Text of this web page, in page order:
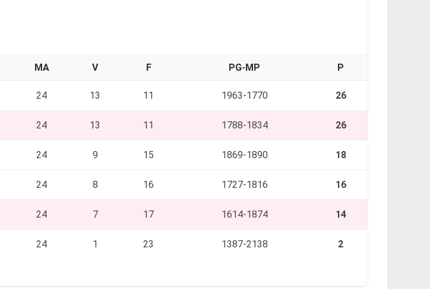
MA V F PG-MP P
24 13 11 1963-1770 26
24 13 11 1788-1834 26
24 9 15 1869-1890 18
24 8 16 1727-1816 16
24 7 17 1614-1874 14
24 1 23 1387-2138 2